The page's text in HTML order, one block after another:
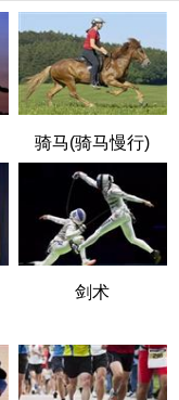
骑马(骑马慢行)
剑术